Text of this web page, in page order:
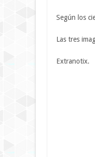
Según los
Las tres
Extranotix.